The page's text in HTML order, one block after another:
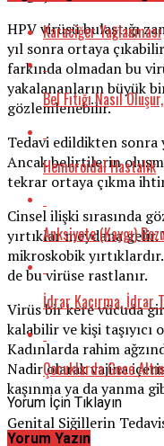
HPV virüsü bulaştığı
yıl sonra ortaya
farkında olmadan bu
yakalananların büyük
gözlemlenebilir.
Tedavi edildikten sonra
Ancak belirtilerin
tekrar ortaya çıkma
Cinsel ilişki sırasında
yırtıklar meydana
mikroskobik
de bu virüse rastlanır.
Virüs bir kere vücuda
kalabilir ve kişi
Kadınlarda rahim
Nadir olarak vajina
kaşınma ya da yanma
Genital Siğillerin
Karaciğer Yağlanması
Bel Fıtığı Nasıl
Hemoroidal Hastalık
Anksiyete (Kaygı)
İdrar Kaçırma, İdrar
Çocuklarda Gece
Yorum İçin Tıklayın
Yorum Yazın